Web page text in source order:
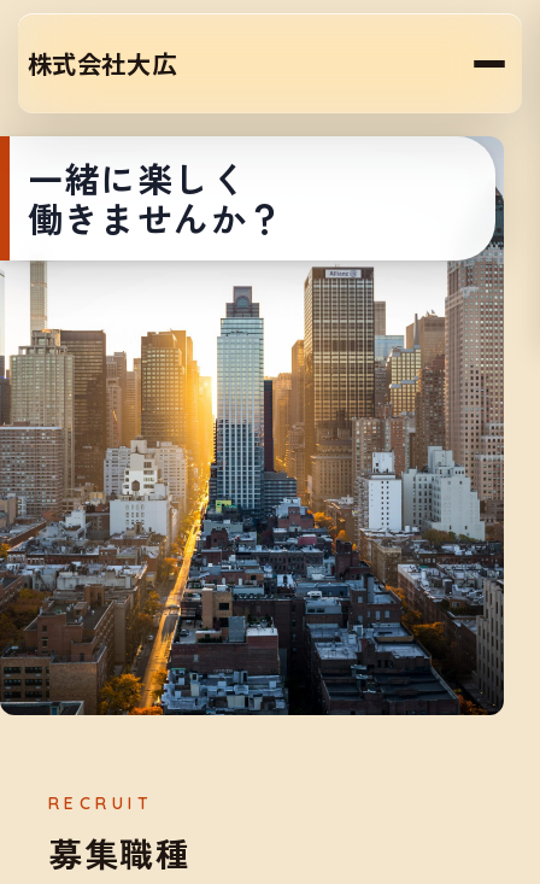
株式会社大広
一緒に楽しく
働きませんか？
募集職種